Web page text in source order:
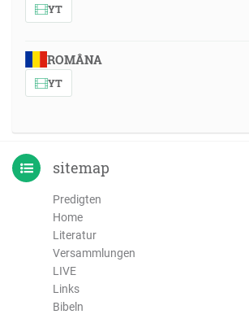
YT
ROMÂNA
YT
sitemap
Predigten
Home
Literatur
Versammlungen
LIVE
Links
Bibeln